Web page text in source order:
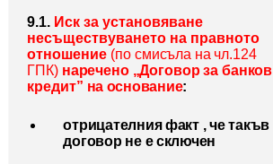
9.1. Иск за установяване
несъществуването на правното
отношение (по смисъла на чл.124
ГПК)наречено „Договор за банков
кредит” на основание:
отрицателния факт , че такъв
договор не е сключен